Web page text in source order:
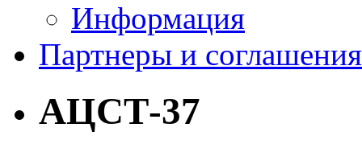
Информация
Партнеры и соглашения
АЦСТ-37